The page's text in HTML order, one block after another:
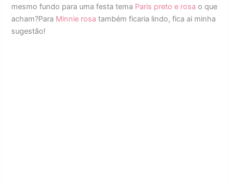
mesmo fundo para uma festa tema Paris preto e rosao que
acham?Para Minnie rosa também ficaria lindo, fica ai minha
sugestão!